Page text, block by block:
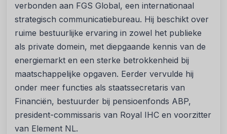
verbonden aan FGS Global, een internationaal
strategisch communicatiebureau. Hij beschikt over
ruime bestuurlijke ervaring in zowel het publieke
als private domein, met diepgaande kennis van de
energiemarkt en een sterke betrokkenheid bij
maatschappelijke opgaven. Eerder vervulde hij
onder meer functies als staatssecretaris van
Financiën, bestuurder bij pensioenfonds ABP,
president-commissaris van Royal IHC en voorzitter
van Element NL.